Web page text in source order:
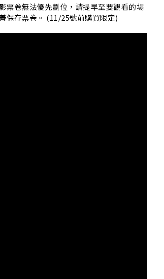
票卷無法優先劃位，請提早至要觀看的場
保存票卷。 (11/25號前購買限定)